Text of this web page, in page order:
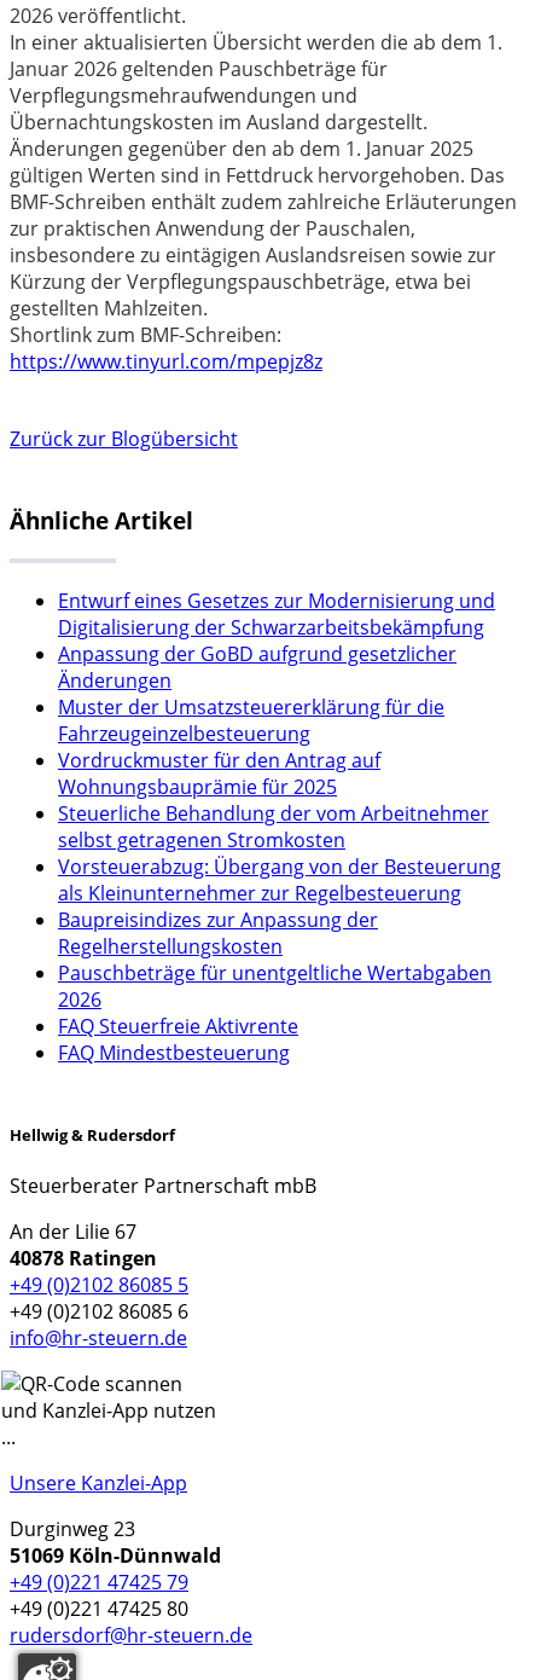
2026 veröffentlicht.
In einer aktualisierten Übersicht werden die ab dem 1.
Januar 2026 geltenden Pauschbeträge für
Verpflegungsmehraufwendungen und
Übernachtungskosten im Ausland dargestellt.
Änderungen gegenüber den ab dem 1. Januar 2025
gültigen Werten sind in Fettdruck hervorgehoben. Das
BMF-Schreiben enthält zudem zahlreiche Erläuterungen
zur praktischen Anwendung der Pauschalen,
insbesondere zu eintägigen Auslandsreisen sowie zur
Kürzung der Verpflegungspauschbeträge, etwa bei
gestellten Mahlzeiten.
Shortlink zum BMF-Schreiben:
https://www.tinyurl.com/mpepjz8z
Zurück zur Blogübersicht
Ähnliche Artikel
Entwurf eines Gesetzes zur Modernisierung und
Digitalisierung der Schwarzarbeitsbekämpfung
Anpassung der GoBD aufgrund gesetzlicher
Änderungen
Muster der Umsatzsteuererklärung für die
Fahrzeugeinzelbesteuerung
Vordruckmuster für den Antrag auf
Wohnungsbauprämie für 2025
Steuerliche Behandlung der vom Arbeitnehmer
selbst getragenen Stromkosten
Vorsteuerabzug: Übergang von der Besteuerung
als Kleinunternehmer zur Regelbesteuerung
Baupreisindizes zur Anpassung der
Regelherstellungskosten
Pauschbeträge für unentgeltliche Wertabgaben
2026
FAQ Steuerfreie Aktivrente
FAQ Mindestbesteuerung
Hellwig & Rudersdorf
Steuerberater Partnerschaft mbB
An der Lilie 67
40878 Ratingen
+49 (0)2102 86085 5
+49 (0)2102 86085 6
info@hr-steuern.de
Unsere Kanzlei-App
Durginweg 23
51069 Köln-Dünnwald
+49 (0)221 47425 79
+49 (0)221 47425 80
rudersdorf@hr-steuern.de